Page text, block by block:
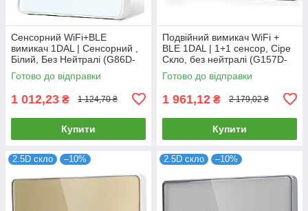
Сенсорний WiFi+BLE
вимикач 1DAL | Сенсорний ,
Білий, Без Нейтралі (G86D-
SW1G.WF.SL.WT)
Готово до відправки
1 012,23 ₴ 1 124,70 ₴
Купити
Подвійний вимикач WiFi +
BLE 1DAL | 1+1 сенсор, Сіре
Скло, без нейтралі (G157D-
SW1GX2.WF.SL.GR)
Готово до відправки
1 961,12 ₴ 2 179,02 ₴
Купити
2.5D скло –10% 2.5D скло –10%